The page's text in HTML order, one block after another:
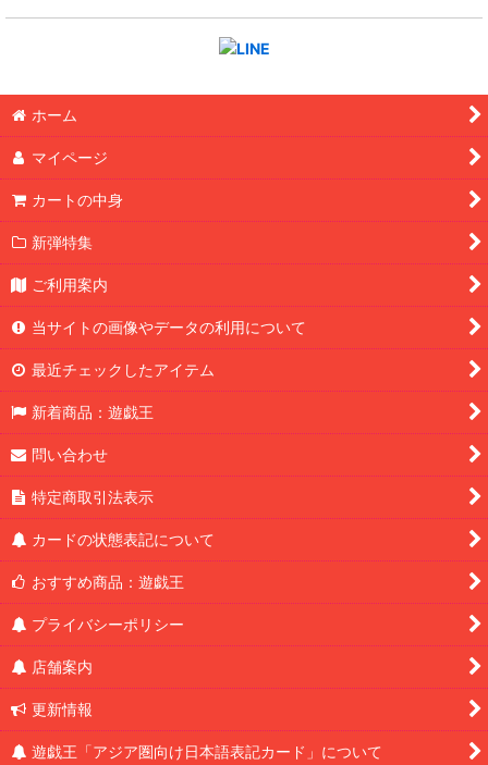
ホーム
マイページ
カートの中身
新弾特集
ご利用案内
当サイトの画像やデータの利用について
最近チェックしたアイテム
新着商品：遊戯王
問い合わせ
特定商取引法表示
カードの状態表記について
おすすめ商品：遊戯王
プライバシーポリシー
店舗案内
更新情報
遊戯王「アジア圏向け日本語表記カード」について